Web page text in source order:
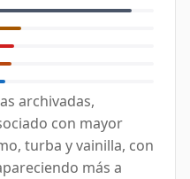
archivadas,
con mayor
turba y vainilla, con
más a